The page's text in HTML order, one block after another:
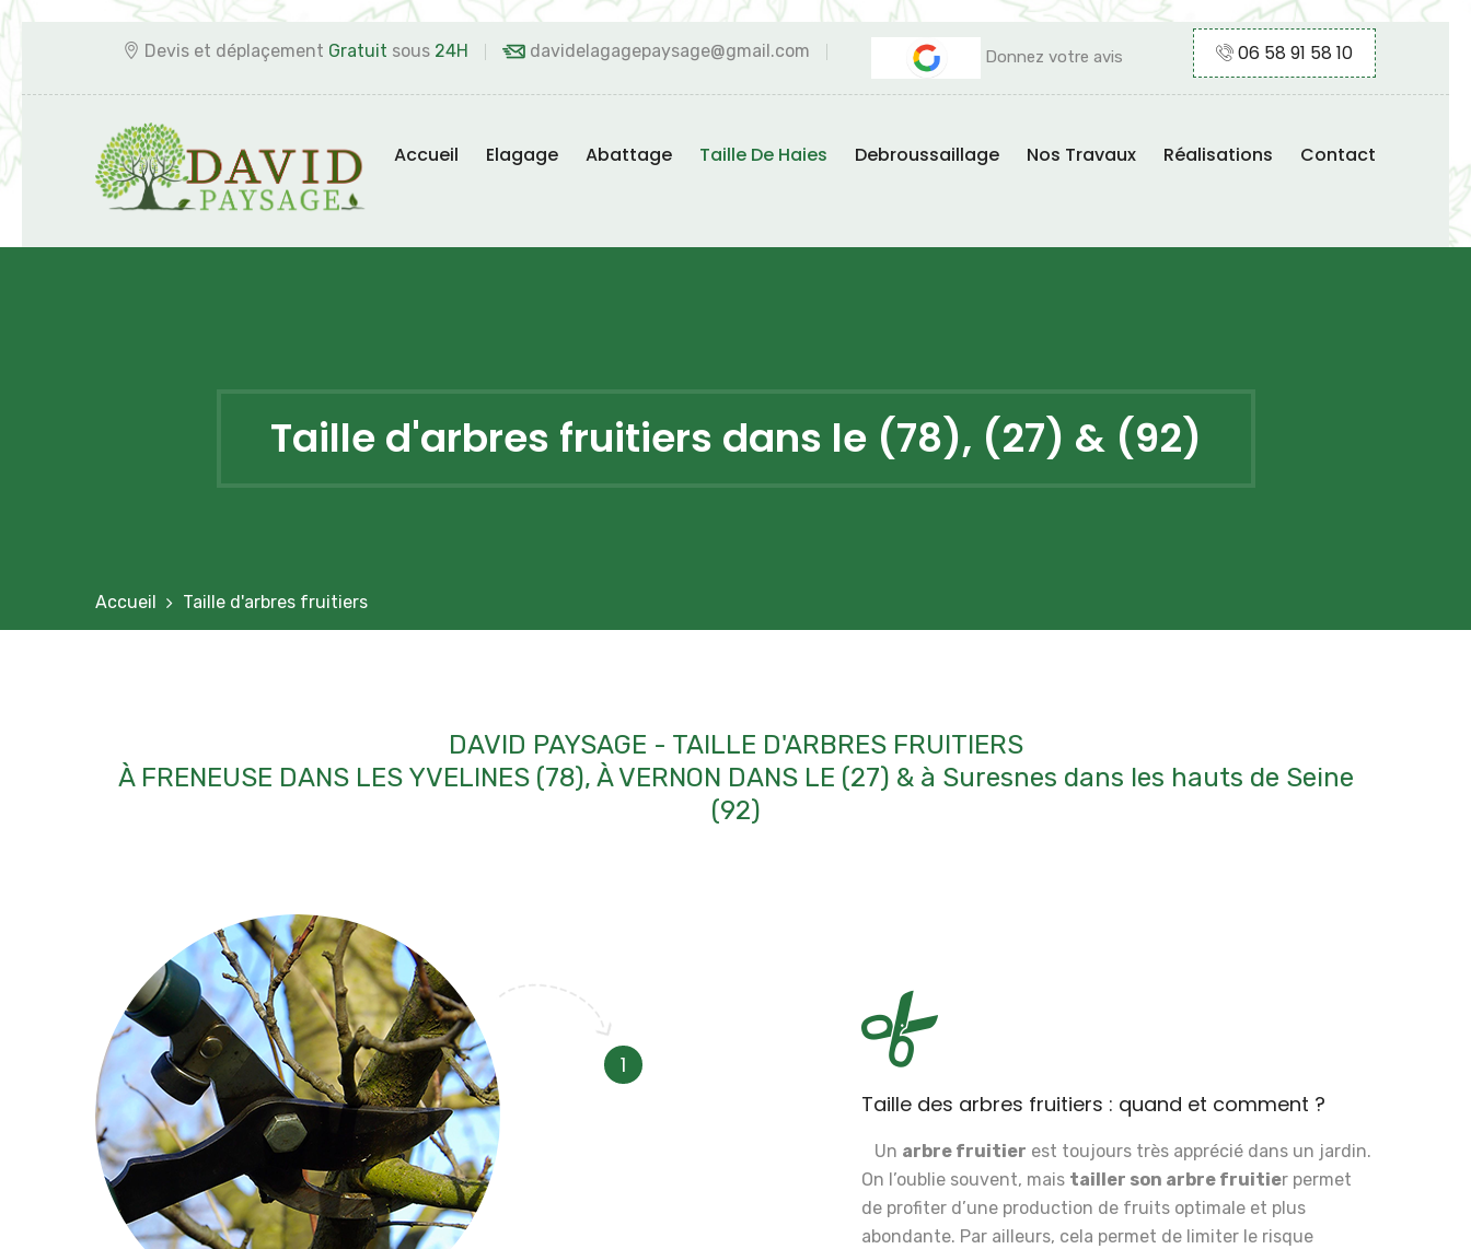
Devis et déplaçement Gratuit sous 24H davidelagagepaysage@gmail.com Donnez votre avis 06 58 91 58 10
Accueil Elagage Abattage Taille De Haies Debroussaillage Nos Travaux Réalisations Contact
Taille d'arbres fruitiers dans le (78), (27) & (92)
Accueil Taille d'arbres fruitiers
DAVID PAYSAGE - TAILLE D'ARBRES FRUITIERS
À FRENEUSE DANS LES YVELINES (78), À VERNON DANS LE (27) & à Suresnes dans les hauts de Seine
(92)
1
Taille des arbres fruitiers : quand et comment ?
Un arbre fruitier est toujours très apprécié dans un jardin.
On l’oublie souvent, mais tailler son arbre fruitier permet
de profiter d’une production de fruits optimale et plus
abondante. Par ailleurs, cela permet de limiter le risque